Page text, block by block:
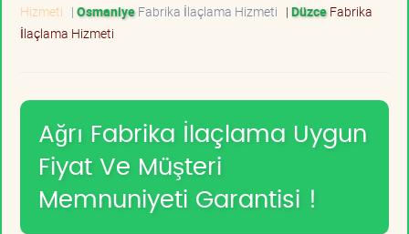
Hizmeti | OsmaniyeFabrika İlaçlama Hizmeti | DüzceFabrika
İlaçlama Hizmeti
Ağrı Fabrika İlaçlama Uygun
Fiyat Ve Müşteri
Memnuniyeti Garantisi !